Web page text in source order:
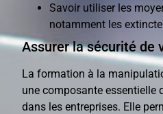
Savoir utiliser les
notamment les
Assurer la sécurité de
La formation à la
une composante essentielle
dans les entreprises. Elle